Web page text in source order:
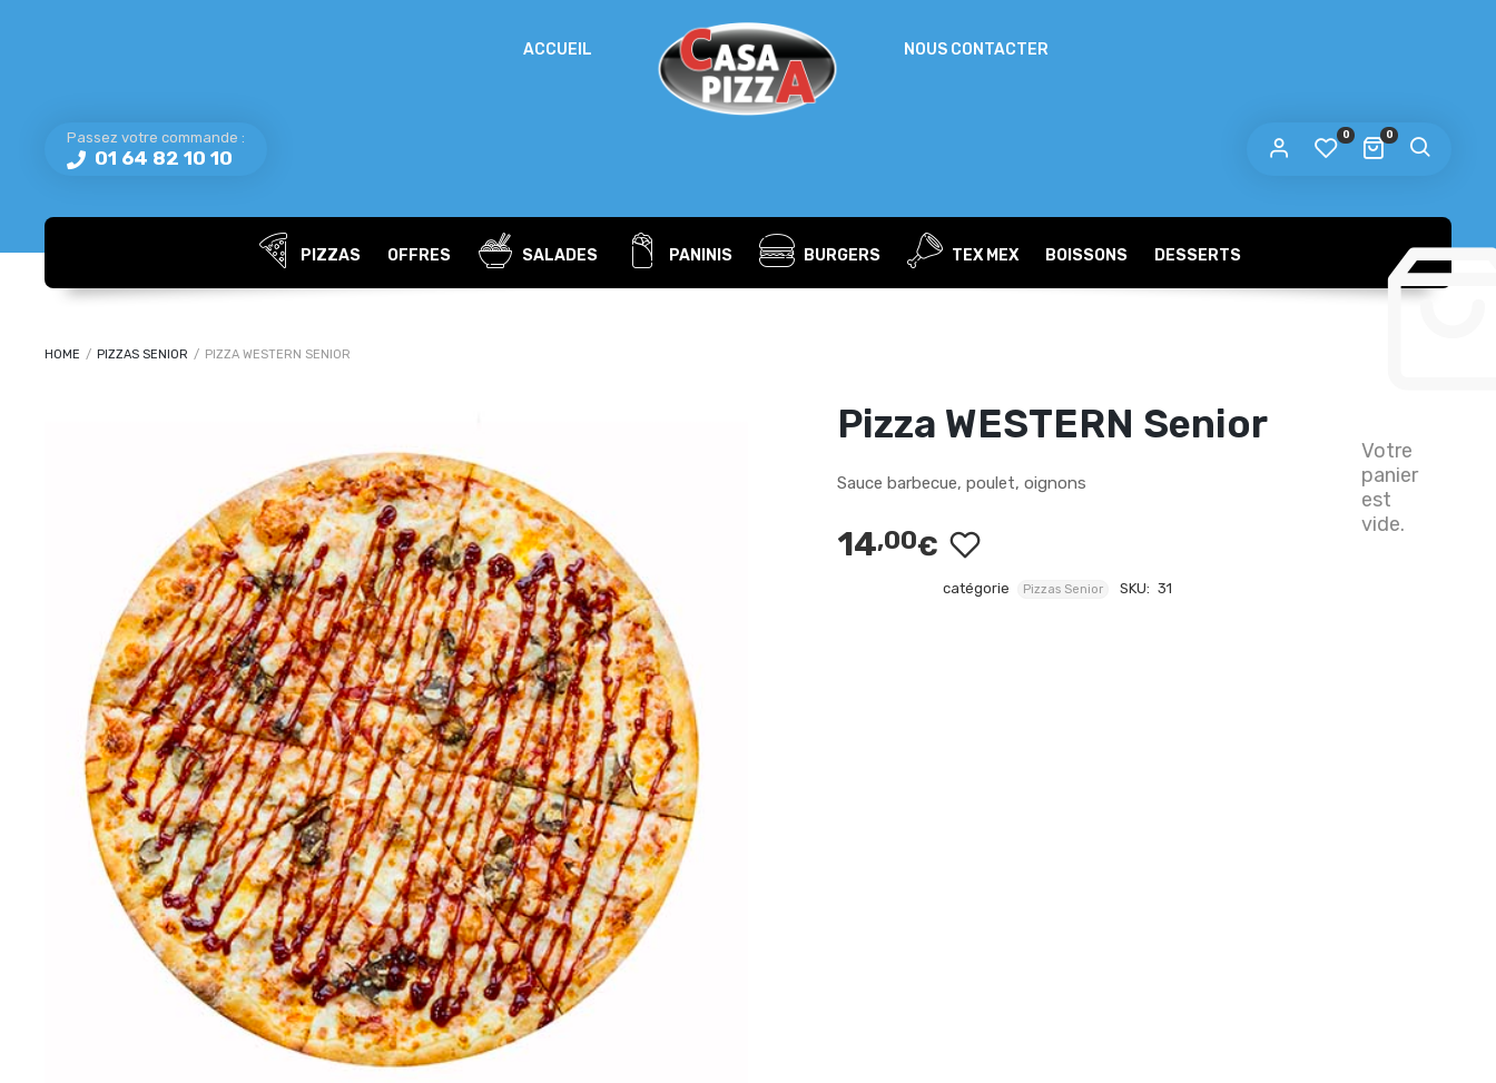
NOUS CONTACTER
ACCUEIL
Passez votre commande :
01 64 82 10 10
0
Votre
panier
est
vide.
0
IDENTIFICATION
Mot de passe perdu ?
Un mot de passe sera envoyé vers votre adresse
PIZZAS OFFRES SALADES PANINIS BURGERS TEX MEX BOISSONS DESSERTS
HOME / PIZZAS SENIOR / PIZZA WESTERN SENIOR
Pizza WESTERN Senior
Sauce barbecue, poulet, oignons
14,00€
catégorie Pizzas Senior SKU: 31